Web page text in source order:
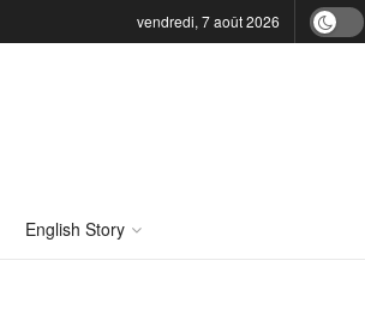
vendredi, 7 août 2026
English Story